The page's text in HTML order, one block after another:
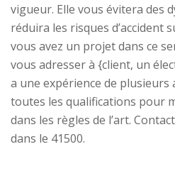
vigueur. Elle vous évitera des
réduira les risques d’accident
vous avez un projet dans ce
vous adresser à {client, un
a une expérience de plusieurs
toutes les qualifications pour
dans les règles de l’art.
dans le 41500.